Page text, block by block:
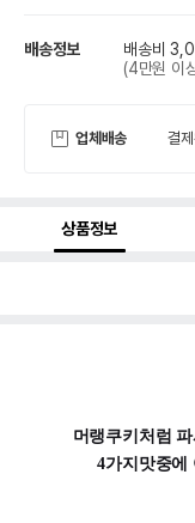
배송정보 배송비
(4만원 이
업체배송 결
상품정보
머랭쿠키처럼
4가지맛중에